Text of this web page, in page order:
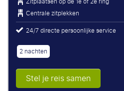
Centrale zitplekken
24/7 directe persoonlijke service
2 nachten
Stel je reis samen